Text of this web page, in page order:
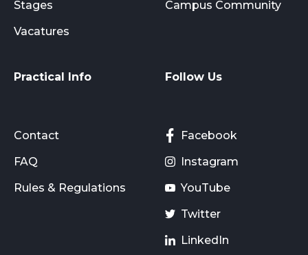
Stages
Vacatures
Campus Community
Practical Info
Contact
FAQ
Rules & Regulations
Follow Us
Facebook
Instagram
YouTube
Twitter
LinkedIn